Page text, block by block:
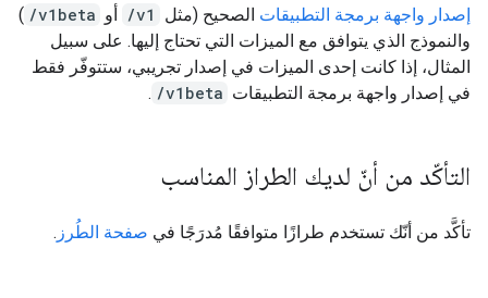
إصدار واجهة برمجة التطبيقات الصحيح (مثل /v1 أو /v1beta
)
والنموذج الذي يتوافق مع الميزات التي تحتاج إليها. على سبيل
المثال، إذا كانت إحدى الميزات في إصدار تجريبي، ستتوفّر فقط
في إصدار واجهة برمجة التطبيقات /v1beta
.
التأكّد من أنّ لديك الطراز المناسب
تأكَّد من أنّك تستخدم طرازًا متوافقًا مُدرَجًا في صفحة الطُرز .